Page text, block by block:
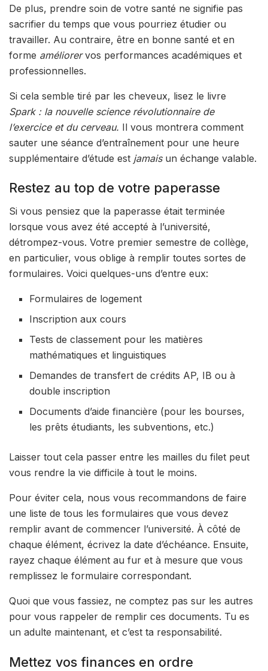
De plus, prendre soin de votre santé ne signifie pas
sacrifier du temps que vous pourriez étudier ou
travailler. Au contraire, être en bonne santé et en
forme améliorervos performances académiques et
professionnelles.
Si cela semble tiré par les cheveux, lisez le livre
Spark : la nouvelle science révolutionnaire de
l’exercice et du cerveau. Il vous montrera comment
sauter une séance d’entraînement pour une heure
supplémentaire d’étude est jamais un échange valable.
Restez au top de votre paperasse
Si vous pensiez que la paperasse était terminée
lorsque vous avez été accepté à l’université,
détrompez-vous. Votre premier semestre de collège,
en particulier, vous oblige à remplir toutes sortes de
formulaires. Voici quelques-uns d’entre eux:
Formulaires de logement
Inscription aux cours
Tests de classement pour les matières
mathématiques et linguistiques
Demandes de transfert de crédits AP, IB ou à
double inscription
Documents d’aide financière (pour les bourses,
les prêts étudiants, les subventions, etc.)
Laisser tout cela passer entre les mailles du filet peut
vous rendre la vie difficile à tout le moins.
Pour éviter cela, nous vous recommandons de faire
une liste de tous les formulaires que vous devez
remplir avant de commencer l’université. À côté de
chaque élément, écrivez la date d’échéance. Ensuite,
rayez chaque élément au fur et à mesure que vous
remplissez le formulaire correspondant.
Quoi que vous fassiez, ne comptez pas sur les autres
pour vous rappeler de remplir ces documents. Tu es
un adulte maintenant, et c’est ta responsabilité.
Mettez vos finances en ordre